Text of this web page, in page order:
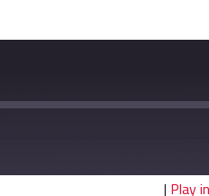
| Play